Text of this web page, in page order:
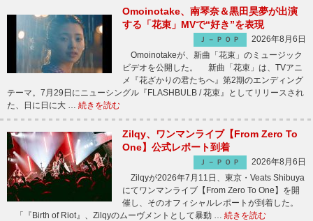
Omoinotake、南琴奈＆黒田昊夢が出演
する「花束」MVで“好き”を表現
Ｊ－ＰＯＰ
2026年8月6日
Omoinotakeが、新曲「花束」のミュージック
ビデオを公開した。 新曲「花束」は、TVアニ
メ『花ざかりの君たちへ』第2期のエンディング
テーマ。7月29日にニューシングル『FLASHBULB / 花束』としてリリースされ
た、日に日に大 … 続きを読む
Zilqy、ワンマンライブ【From Zero To
One】公式レポート到着
Ｊ－ＰＯＰ
2026年8月6日
Zilqyが2026年7月11日、東京・Veats Shibuya
にてワンマンライブ【From Zero To One】を開
催し、そのオフィシャルレポートが到着した。
「『Birth of Riot』、Zilqyのムーヴメントとして暴動 … 続きを読む